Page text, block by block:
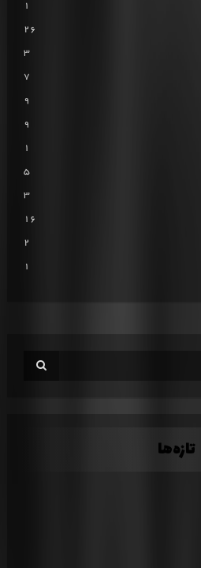
1
26
3
7
9
9
1
5
3
16
2
1
تازه‌ها